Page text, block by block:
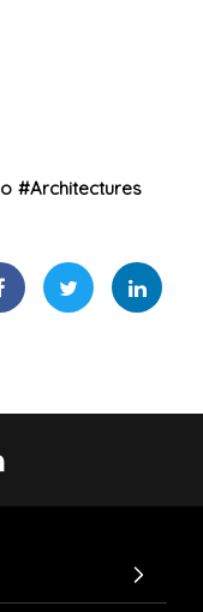
#Architectures